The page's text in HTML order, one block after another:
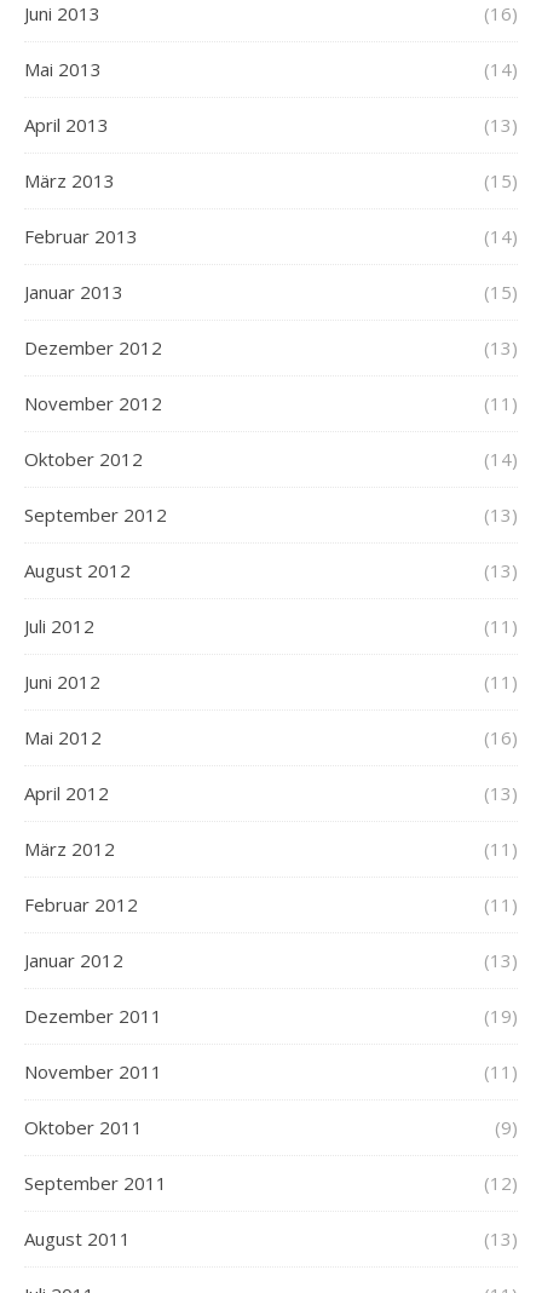
Juni 2013 (16)
Mai 2013 (14)
April 2013 (13)
März 2013 (15)
Februar 2013 (14)
Januar 2013 (15)
Dezember 2012 (13)
November 2012 (11)
Oktober 2012 (14)
September 2012 (13)
August 2012 (13)
Juli 2012 (11)
Juni 2012 (11)
Mai 2012 (16)
April 2012 (13)
März 2012 (11)
Februar 2012 (11)
Januar 2012 (13)
Dezember 2011 (19)
November 2011 (11)
Oktober 2011 (9)
September 2011 (12)
August 2011 (13)